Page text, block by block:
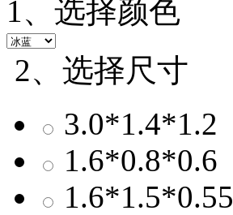
1、选择颜色
2、选择尺寸
3.0*1.4*1.2
1.6*0.8*0.6
1.6*1.5*0.55